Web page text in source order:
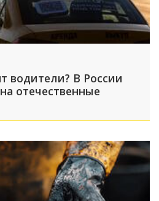
водители? В России
отечественные